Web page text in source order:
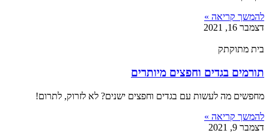
להמשך קריאה »
דצמבר 16, 2021
בית מתוקתק
תורמים בגדים וחפצים מיותרים
מחפשים מה לעשות עם בגדים וחפצים ישנים? לא לזרוק, לתרום!
להמשך קריאה »
דצמבר 9, 2021